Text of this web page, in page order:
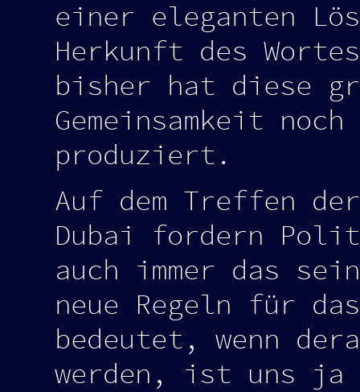
einer eleganten
Herkunft des
bisher hat diese
Gemeinsamkeit
produziert.
Auf dem Treffen
Dubai fordern
auch immer das
neue Regeln für
bedeutet, wenn
werden, ist uns ja